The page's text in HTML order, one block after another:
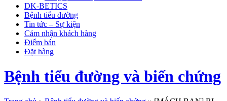
DK-BETICS
Bệnh tiểu đường
Tin tức – Sự kiện
Cảm nhận khách hàng
Điểm bán
Đặt hàng
Bệnh tiểu đường và biến chứng